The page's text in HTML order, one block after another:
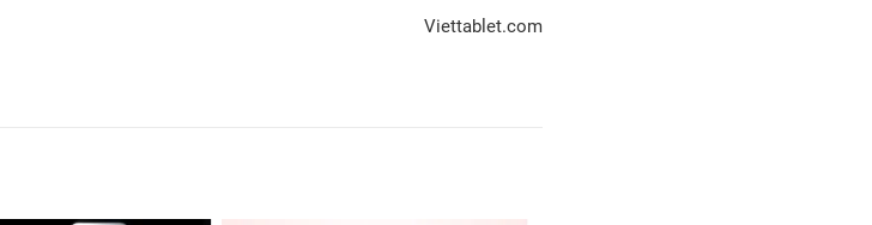
Viettablet.com